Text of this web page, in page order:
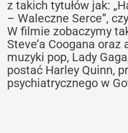
z takich tytułów jak:
– Waleczne Serce”,
W filmie zobaczymy
Steve’a Coogana
muzyki pop, Lady
postać Harley Quinn,
psychiatrycznego w